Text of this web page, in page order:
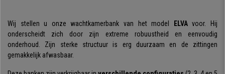
Wij stellen u onze wachtkamerbank van het model ELVAvoor. Hij
onderscheidt zich door zijn extreme robuustheid en eenvoudig
onderhoud. Zijn sterke structuur is erg duurzaam en de zittingen
gemakkelijk afwasbaar.